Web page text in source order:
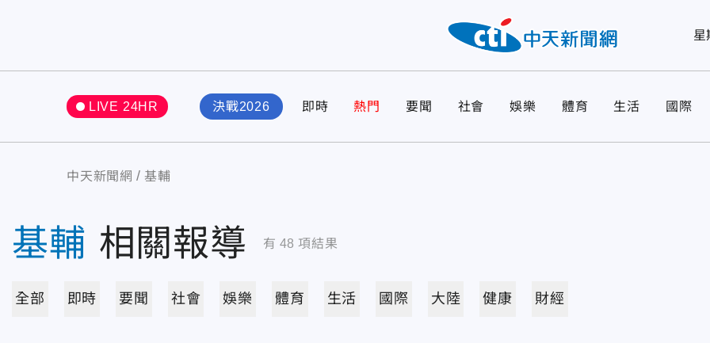
星
LIVE 24HR 決戰2026 即時 熱門 要聞 社會 娛樂 體育 生活 國際
中天新聞網 基輔
基輔 相關報導 有 48 項結果
全部 即時 要聞 社會 娛樂 體育 生活 國際 大陸 健康 財經